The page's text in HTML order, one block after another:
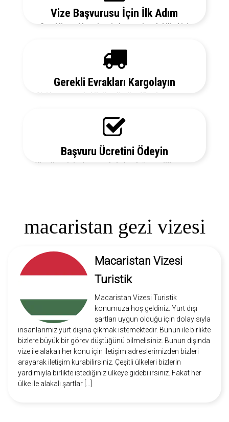
Vize Başvurusu İçin İlk Adım
Gerekli evrakları sitemizden temin edebilir, bizi
Gerekli Evrakları Kargolayın
Sizi her aşamada bilgilendirelim. Vize başvurunuz
Başvuru Ücretini Ödeyin
Vize ücretiniz, başvuruda bulunduğunuz ülkeye ve
macaristan gezi vizesi
Macaristan Vizesi
Turistik
Macaristan Vizesi Turistik
konumuza hoş geldiniz. Yurt dışı
şartları uygun olduğu için dolayısıyla
insanlarımız yurt dışına çıkmak istemektedir. Bunun ile birlikte
bizlere büyük bir görev düştüğünü bilmelisiniz. Bunun dışında
vize ile alakalı her konu için iletişim adreslerimizden bizleri
arayarak iletişim kurabilirsiniz. Çeşitli ülkeleri bizlerin
yardımıyla birlikte istediğiniz ülkeye gidebilirsiniz. Fakat her
ülke ile alakalı şartlar […]